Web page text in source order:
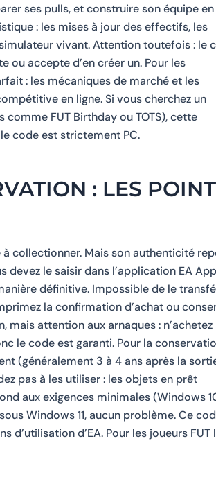
ses pulls, et construire son équipe en
: les mises à jour des effectifs, les
vivant. Attention toutefois : le
ou accepte d’en créer un. Pour les
: les mécaniques de marché et les
en ligne. Si vous cherchez un
FUT Birthday ou TOTS), cette
code est strictement PC.
: LES
collectionner. Mais son authenticité
le saisir dans l’application EA App
définitive. Impossible de le
la confirmation d’achat ou
attention aux arnaques : n’achetez
le code est garanti. Pour la
(généralement 3 à 4 ans après la
pas à les utiliser : les objets en prêt
aux exigences minimales (Windows
Windows 11, aucun problème. Ce
d’EA. Pour les joueurs FUT